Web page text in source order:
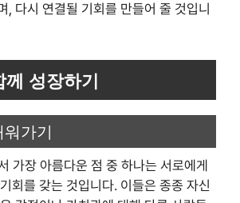
, 다시 연결될 기회를 만들어 줄 것입니
성장하기
가기
가장 아름다운 점 중 하나는 서로에게
회를 갖는 것입니다. 이들은 종종 자신